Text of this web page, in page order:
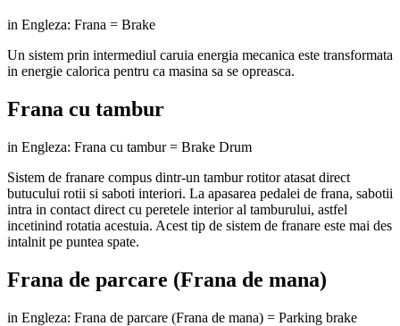
in Engleza: Frana = Brake
Un sistem prin intermediul caruia energia mecanica este transformata
in energie calorica pentru ca masina sa se opreasca.
Frana cu tambur
in Engleza: Frana cu tambur = Brake Drum
Sistem de franare compus dintr-un tambur rotitor atasat direct
butucului rotii si saboti interiori. La apasarea pedalei de frana, sabotii
intra in contact direct cu peretele interior al tamburului, astfel
incetinind rotatia acestuia. Acest tip de sistem de franare este mai des
intalnit pe puntea spate.
Frana de parcare (Frana de mana)
in Engleza: Frana de parcare (Frana de mana) = Parking brake